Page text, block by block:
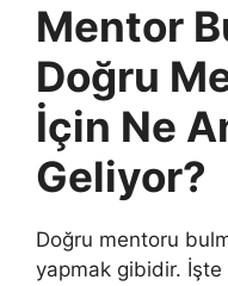
Mentor
Doğru
İçin Ne
Geliyor?
Doğru mentoru
yapmak gibidir. İşte